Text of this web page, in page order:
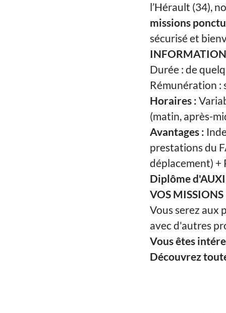
l’Hérault (34),
missions
sécurisé et
Durée : de
Rémunération :
Horaires :
(matin, après-
Avantages :
prestations du
déplacement) +
Diplôme
VOS MISSIONS
Vous serez aux
avec d'autres
Vous êtes
Découvrez